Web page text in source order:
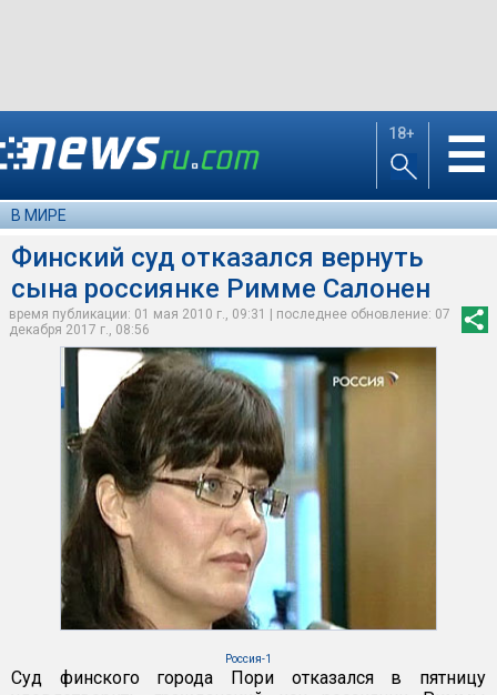
18+ ☰
В МИРЕ
Финский суд отказался вернуть
сына россиянке Римме Салонен
время публикации: 01 мая 2010 г., 09:31 | последнее обновление: 07
декабря 2017 г., 08:56
Россия-1
Суд финского города Пори отказался в пятницу